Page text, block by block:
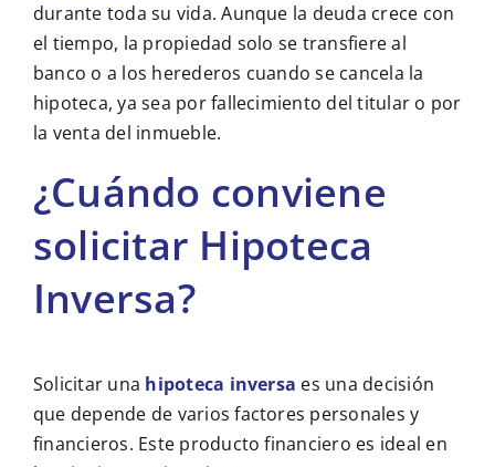
durante toda su vida. Aunque la deuda crece con
el tiempo, la propiedad solo se transfiere al
banco o a los herederos cuando se cancela la
hipoteca, ya sea por fallecimiento del titular o por
la venta del inmueble.
¿Cuándo conviene
solicitar Hipoteca
Inversa?
Solicitar una hipoteca inversa es una decisión
que depende de varios factores personales y
financieros. Este producto financiero es ideal en